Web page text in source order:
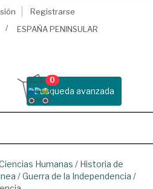
Registrarse
ESPAÑA PENINSULAR
Busqueda avanzada
0
Humanas / Historia de
/Guerra de la Independencia /